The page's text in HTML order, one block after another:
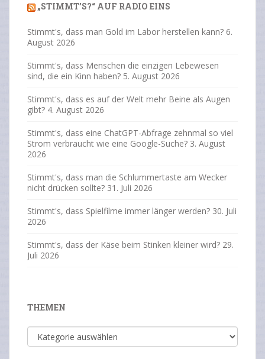
„STIMMT’S?“ AUF RADIO EINS
Stimmt's, dass man Gold im Labor herstellen kann? 6.
August 2026
Stimmt's, dass Menschen die einzigen Lebewesen
sind, die ein Kinn haben? 5. August 2026
Stimmt's, dass es auf der Welt mehr Beine als Augen
gibt? 4. August 2026
Stimmt's, dass eine ChatGPT-Abfrage zehnmal so viel
Strom verbraucht wie eine Google-Suche? 3. August
2026
Stimmt's, dass man die Schlummertaste am Wecker
nicht drücken sollte? 31. Juli 2026
Stimmt's, dass Spielfilme immer länger werden? 30. Juli
2026
Stimmt's, dass der Käse beim Stinken kleiner wird? 29.
Juli 2026
THEMEN
Themen